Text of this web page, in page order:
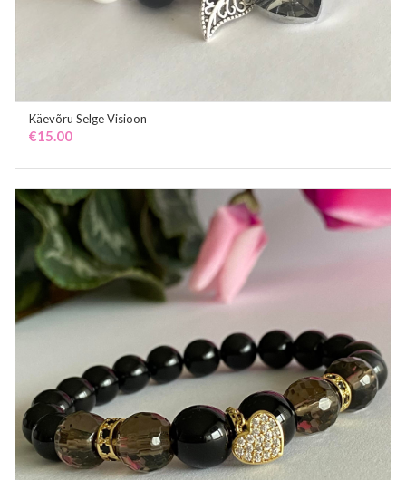
Käevõru Selge Visioon
€15.00